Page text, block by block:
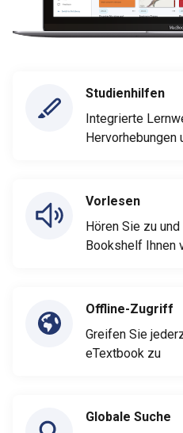
Studienhilfen
Integrierte
Hervorhebungen
Vorlesen
Hören Sie zu
Bookshelf Ihnen
Offline-Zugriff
Greifen Sie
eTextbook zu
Globale Suche